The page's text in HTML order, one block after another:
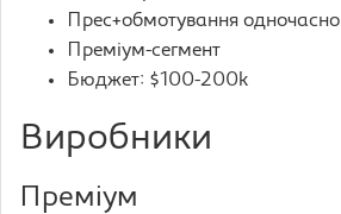
Прес+обмотування одночасно
Преміум-сегмент
Бюджет: $100-200k
Виробники
Преміум